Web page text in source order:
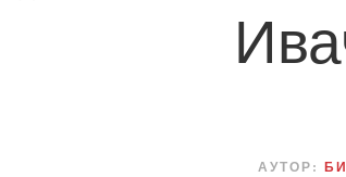
АУТОР: